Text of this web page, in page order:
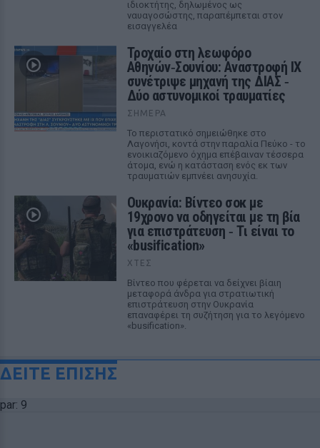
ιδιοκτήτης, δηλωμένος ως
ναυαγοσώστης, παραπέμπεται στον
εισαγγελέα
Τροχαίο στη λεωφόρο
Αθηνών‑Σουνίου: Αναστροφή ΙΧ
συνέτριψε μηχανή της ΔΙΑΣ ‑
Δύο αστυνομικοί τραυματίες
ΣΉΜΕΡΑ
Το περιστατικό σημειώθηκε στο
Λαγονήσι, κοντά στην παραλία Πεύκο - το
ενοικιαζόμενο όχημα επέβαιναν τέσσερα
άτομα, ενώ η κατάσταση ενός εκ των
τραυματιών εμπνέει ανησυχία.
Ουκρανία: Βίντεο σοκ με
19χρονο να οδηγείται με τη βία
για επιστράτευση ‑ Τι είναι το
«busification»
ΧΤΕΣ
Βίντεο που φέρεται να δείχνει βίαιη
μεταφορά άνδρα για στρατιωτική
επιστράτευση στην Ουκρανία
επαναφέρει τη συζήτηση για το λεγόμενο
«busification».
ΔΕΙΤΕ ΕΠΙΣΗΣ
par: 9